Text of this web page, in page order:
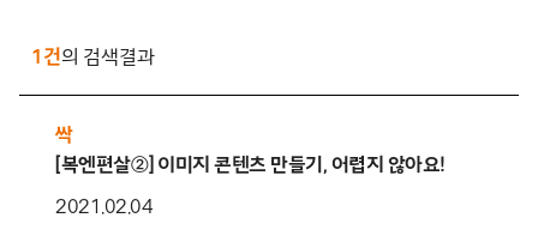
1건의 검색결과
싹
[복엔편살②] 이미지 콘텐츠 만들기, 어렵지 않아요!
2021.02.04